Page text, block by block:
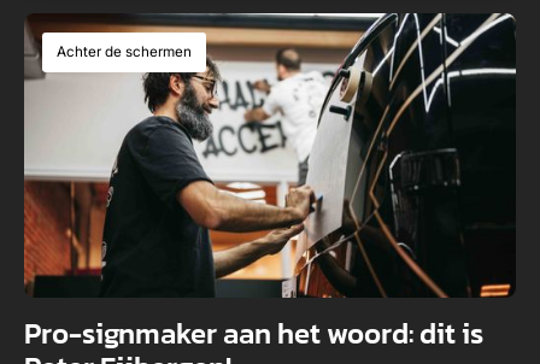
Achter de schermen
Pro-signmaker aan het woord: dit is